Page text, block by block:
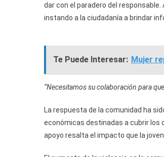
dar con el paradero del
instando a la ciudadanía a brindar
Te Puede Interesar: Mujer
“Necesitamos su colaboración para
La respuesta de la comunidad ha
económicas destinadas a cubrir los
apoyo resalta el impacto que la